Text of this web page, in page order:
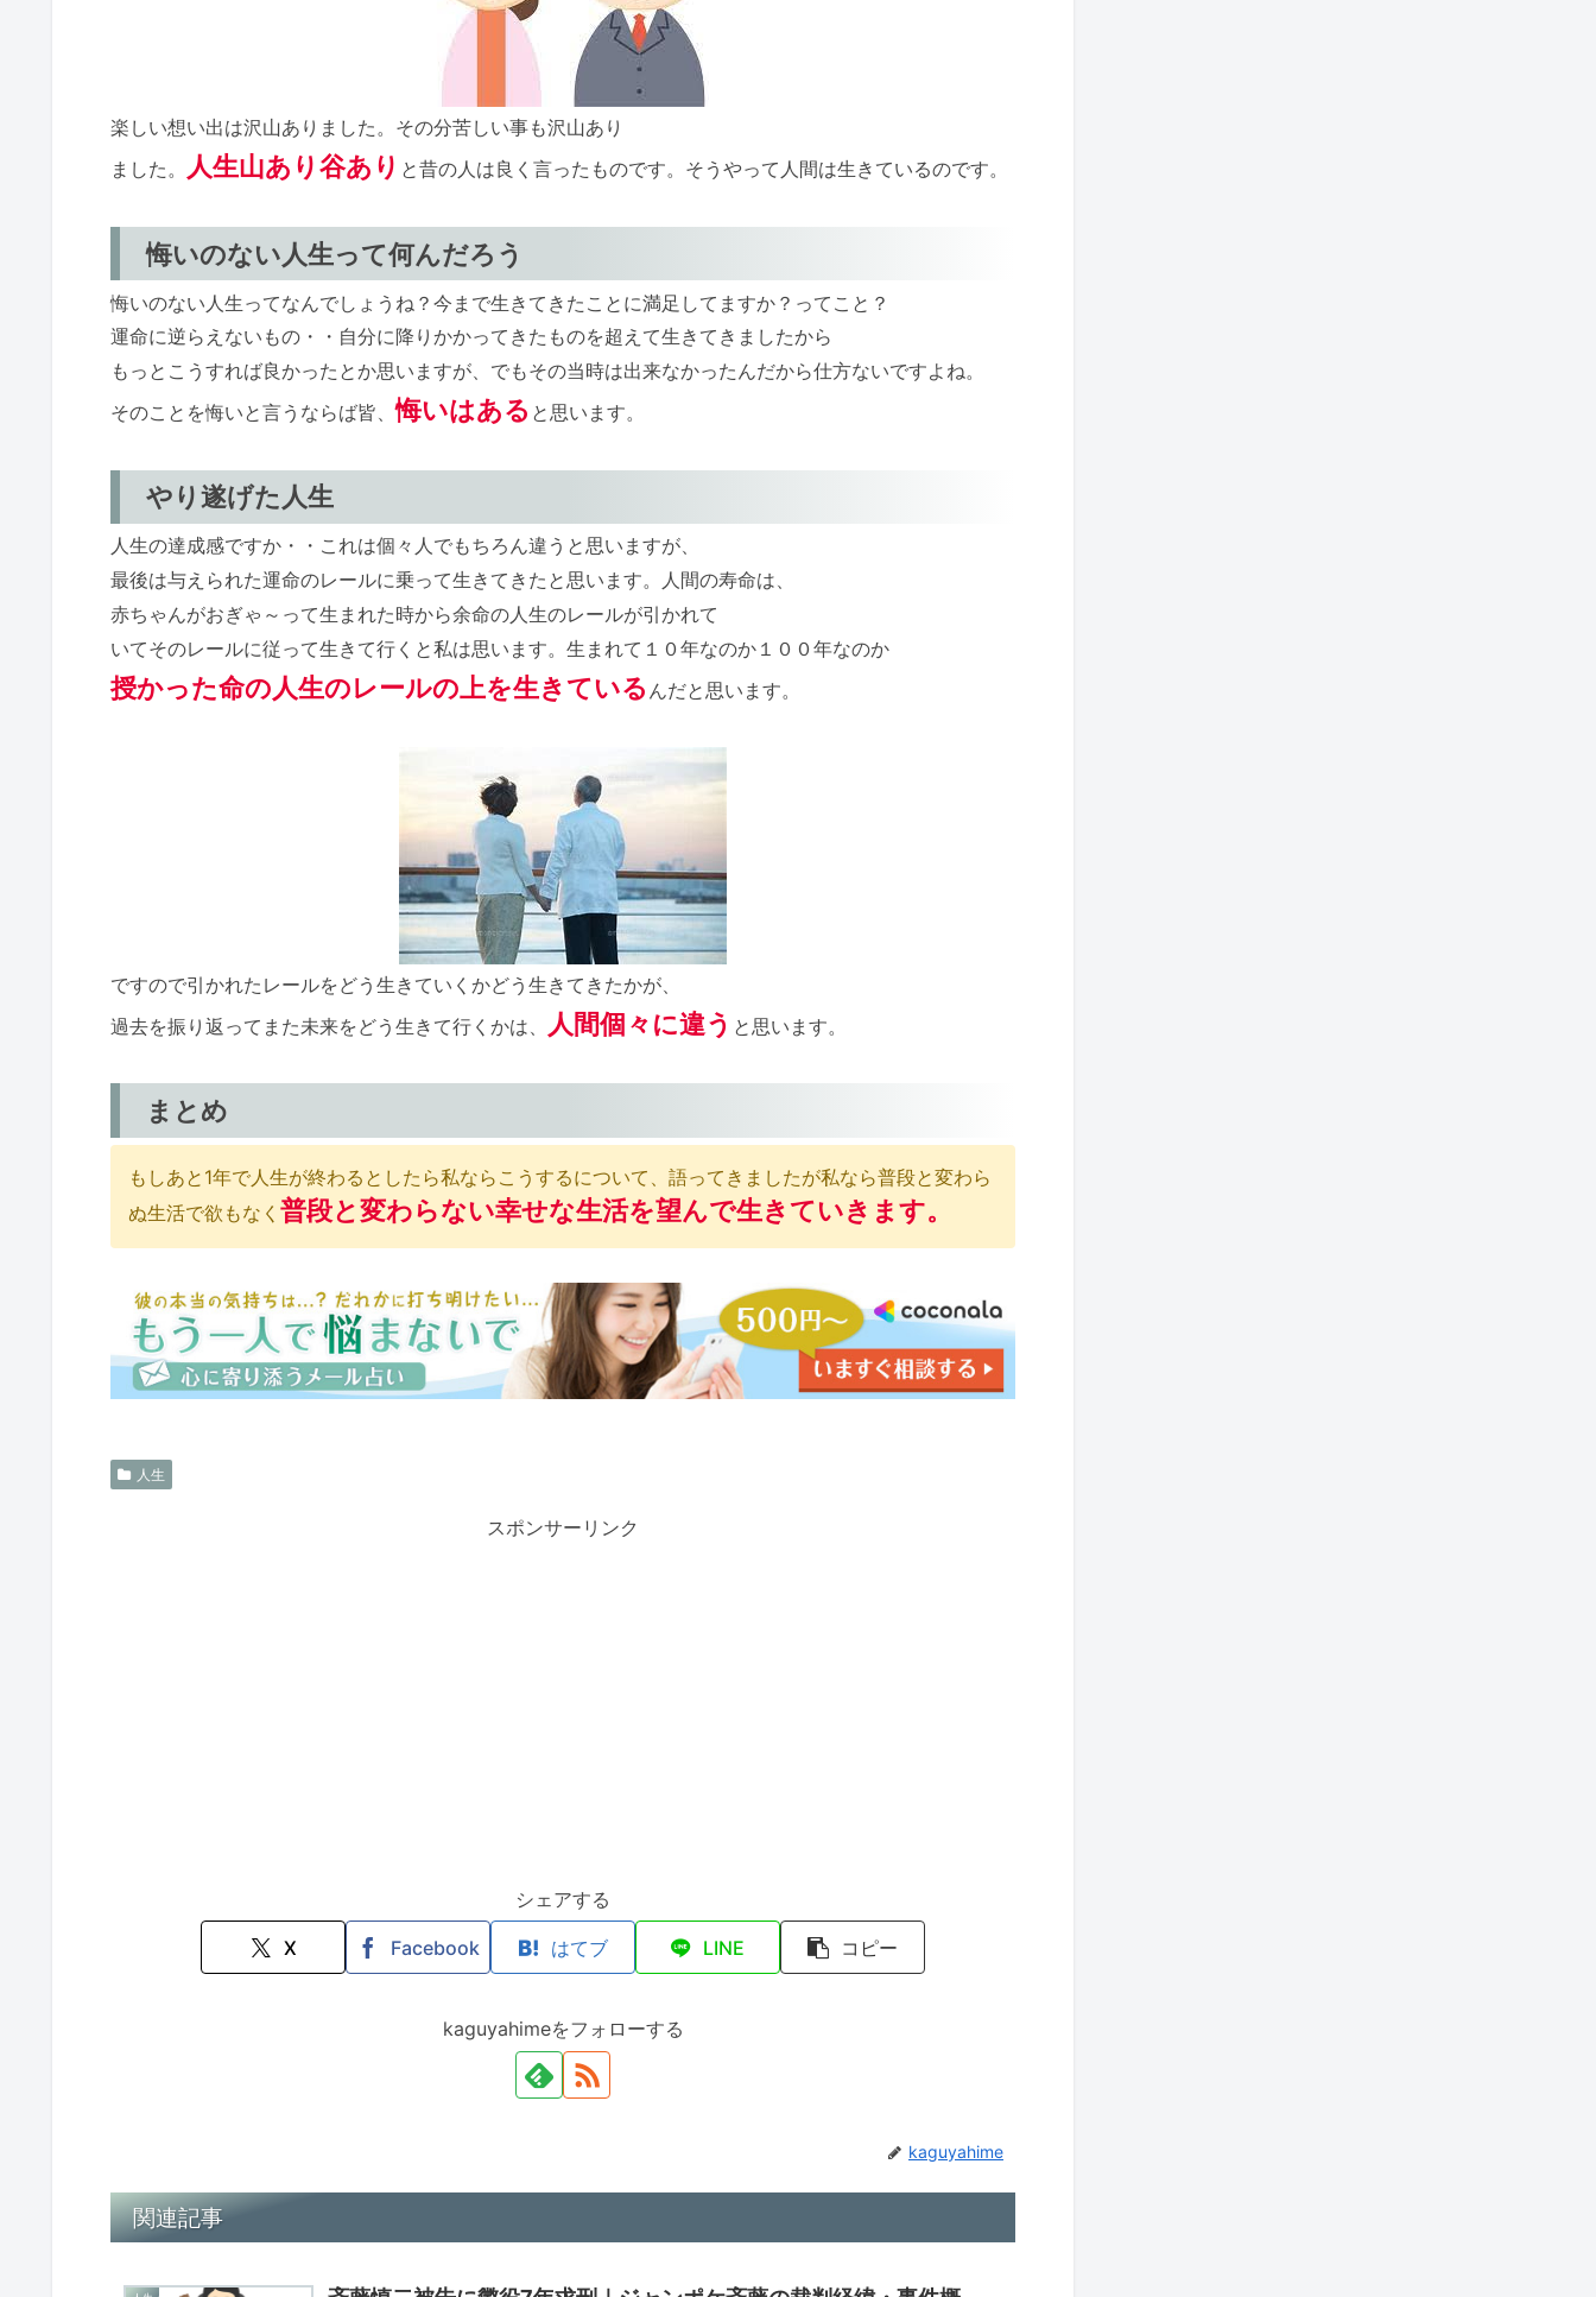
楽しい想い出は沢山ありました。その分苦しい事も沢山あり
ました。
人生山あり谷あり と昔の人は良く言ったものです。そうやって人間は生きているのです。
悔いのない人生って何んだろう
悔いのない人生ってなんでしょうね？今まで生きてきたことに満足してますか？ってこと？
運命に逆らえないもの・・自分に降りかかってきたものを超えて生きてきましたから
もっとこうすれば良かったとか思いますが、でもその当時は出来なかったんだから仕方ないですよね。
そのことを悔いと言うならば皆、悔いはある と思います。
やり遂げた人生
人生の達成感ですか・・これは個々人でもちろん違うと思いますが、
最後は与えられた運命のレールに乗って生きてきたと思います。人間の寿命は、
赤ちゃんがおぎゃ～って生まれた時から余命の人生のレールが引かれて
いてそのレールに従って生きて行くと私は思います。生まれて１０年なのか１００年なのか
授かった命の人生のレールの上を生きている んだと思います。
ですので引かれたレールをどう生きていくかどう生きてきたかが、
過去を振り返ってまた未来をどう生きて行くかは、
人間個々に違う と思います。
まとめ
もしあと1年で人生が終わるとしたら私ならこうするについて、語ってきましたが私なら普段と変わら
ぬ生活で欲もなく 普段と変わらない幸せな生活を望んで生きていきます。
人生
スポンサーリンク
シェアする
X Facebook はてブ LINE コピー
kaguyahimeをフォローする
kaguyahime
関連記事